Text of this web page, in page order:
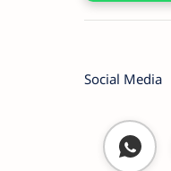
Social Media